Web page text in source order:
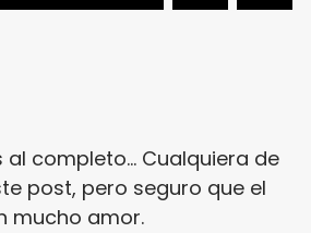
completo... Cualquiera de
post, pero seguro que el
mucho amor.